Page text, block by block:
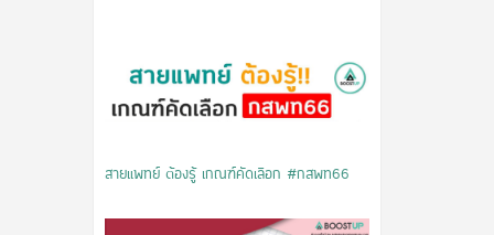
สายแพทย์ ต้องรู้ เกณฑ์คัดเลือก #กสพท66